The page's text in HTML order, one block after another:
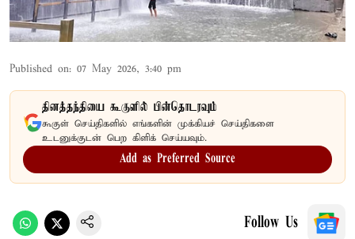
Published on: 07 May 2026, 3:40 pm
தினத்தந்தியை கூகுளில் பின்தொடரவும்
கூகுள் செய்திகளில் எங்களின் முக்கியச் செய்திகளை
உடனுக்குடன் பெற கிளிக் செய்யவும்.
Add as Preferred Source
Follow Us